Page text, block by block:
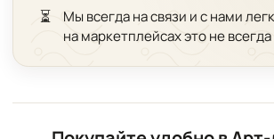
⏳
Мы всегда на связи и с нами
на маркетплейсах это не